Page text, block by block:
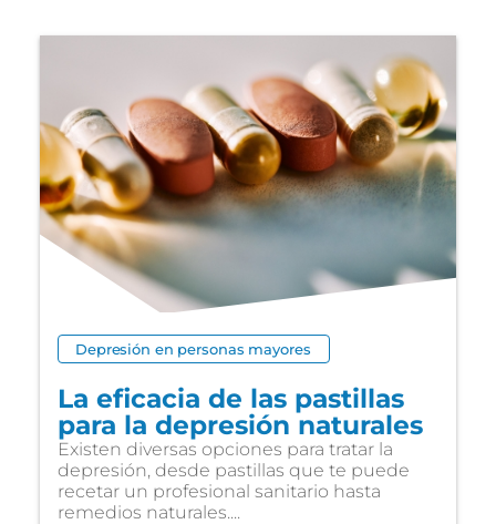
Depresión en personas mayores
La eficacia de las pastillas
para la depresión naturales
Existen diversas opciones para tratar la
depresión, desde pastillas que te puede
recetar un profesional sanitario hasta
remedios naturales....